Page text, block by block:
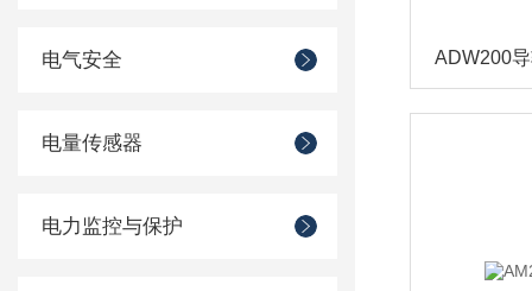
电气安全
电量传感器
电力监控与保护
ADW200